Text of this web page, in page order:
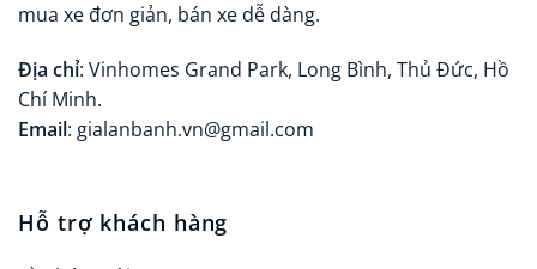
mua xe đơn giản, bán xe dễ dàng.
Địa chỉ: Vinhomes Grand Park, Long Bình, Thủ Đức, Hồ
Chí Minh.
Email: gialanbanh.vn@gmail.com
Hỗ trợ khách hàng